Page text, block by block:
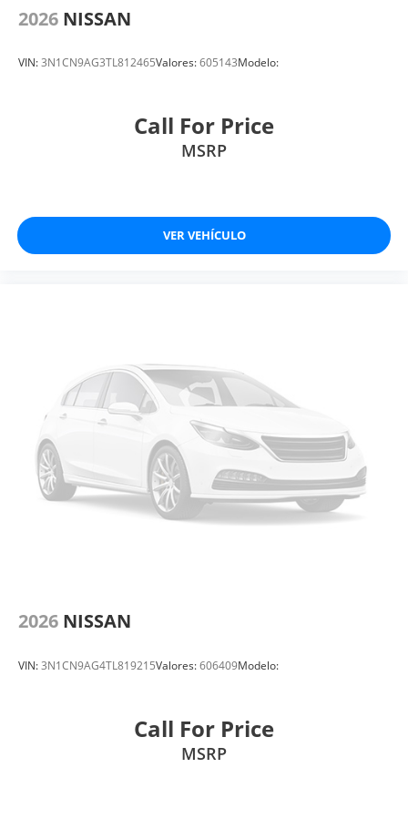
2026 NISSAN
VIN:3N1CN9AG3TL812465Valores:605143Modelo:
Call For Price
MSRP
VER VEHÍCULO
2026 NISSAN
VIN:3N1CN9AG4TL819215Valores:606409Modelo:
Call For Price
MSRP